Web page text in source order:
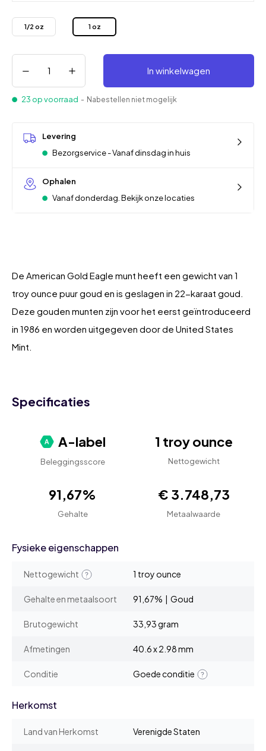
1/2 oz 1 oz
In winkelwagen
23 op voorraad - Nabestellen niet mogelijk
Levering
Bezorgservice - Vanaf dinsdag in huis
Ophalen
Vanaf donderdag. Bekijk onze locaties
De American Gold Eagle munt heeft een gewicht van 1
troy ounce puur goud en is geslagen in 22-karaat goud.
Deze gouden munten zijn voor het eerst geïntroduceerd
in 1986 en worden uitgegeven door de United States
Mint.
Specificaties
A-label
Beleggingsscore
1 troy ounce
Nettogewicht
91,67%
Gehalte
€ 3.748,73
Metaalwaarde
Fysieke eigenschappen
Nettogewicht 1 troy ounce
Gehalte en metaalsoort 91,67% | Goud
Brutogewicht 33,93 gram
Afmetingen 40.6 x 2.98 mm
Conditie Goede conditie
Herkomst
Land van Herkomst Verenigde Staten